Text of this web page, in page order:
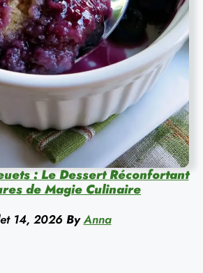
: Le Dessert Réconfortant
de Magie Culinaire
14, 2026 By Anna